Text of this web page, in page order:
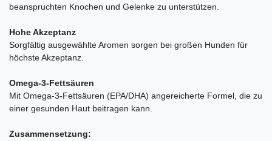
beanspruchten Knochen und Gelenke zu unterstützen.
Hohe Akzeptanz
Sorgfältig ausgewählte Aromen sorgen bei großen Hunden für
höchste Akzeptanz.
Omega-3-Fettsäuren
Mit Omega-3-Fettsäuren (EPA/DHA) angereicherte Formel, die zu
einer gesunden Haut beitragen kann.
Zusammensetzung: